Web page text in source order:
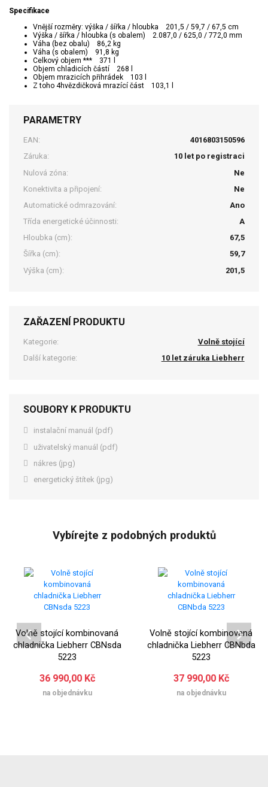
Specifikace
Vnější rozměry: výška / šířka / hloubka 201,5 / 59,7 / 67,5 cm
Výška / šířka / hloubka (s obalem) 2.087,0 / 625,0 / 772,0 mm
Váha (bez obalu) 86,2 kg
Váha (s obalem) 91,8 kg
Celkový objem *** 371 l
Objem chladicích částí 268 l
Objem mrazicích přihrádek 103 l
Z toho 4hvězdičková mrazící část 103,1 l
PARAMETRY
EAN:
4016803150596
Záruka:
10 let po registraci
Nulová zóna:
Ne
Konektivita a připojení:
Ne
Automatické odmrazování:
Ano
Třída energetické účinnosti:
A
Hloubka (cm):
67,5
Šířka (cm):
59,7
Výška (cm):
201,5
ZAŘAZENÍ PRODUKTU
Kategorie:
Volně stojící
Další kategorie:
10 let záruka Liebherr
SOUBORY K PRODUKTU
instalační manuál (pdf)
uživatelský manuál (pdf)
nákres (jpg)
energetický štítek (jpg)
Vybírejte z podobných produktů
Volně stojící kombinovaná
chladnička Liebherr CBNsda
5223
36 990,00 Kč
na objednávku
Volně stojící kombinovaná
chladnička Liebherr CBNbda
5223
37 990,00 Kč
na objednávku